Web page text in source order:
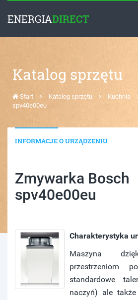
ENERGIADIRECT
Katalog sprzętu
Start Katalog sprzętu Kuchnia
spv40e00eu
INFORMACJE O URZĄDZENIU
Zmywarka Bosch
spv40e00eu
Charakterystyka
Maszyna
przestrzeniom
standardowe
naczyń) ale